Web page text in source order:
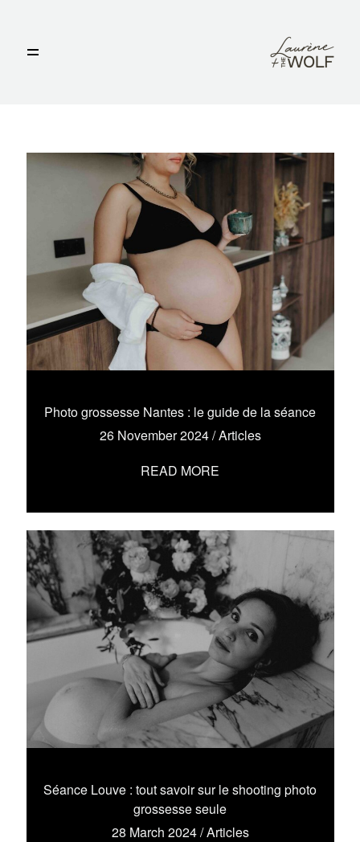
Photo grossesse Nantes : le guide de la séance
26 November 2024/Articles
READ MORE
Séance Louve : tout savoir sur le shooting photo
grossesse seule
28 March 2024/Articles
VIDÉOS
BLOG
OFFRES
NOUS CONTACTER
LAURÈNE & THE WOLF ©2020.
WORLDWIDE WEDDING PHOTOGRAPHER &